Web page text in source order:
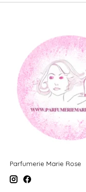
Parfumerie Marie Rose